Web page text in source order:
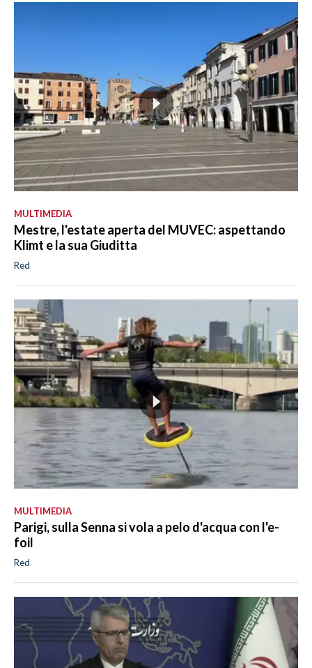
MULTIMEDIA
Mestre, l'estate aperta del MUVEC: aspettando
Klimt e la sua Giuditta
Red
MULTIMEDIA
Parigi, sulla Senna si vola a pelo d'acqua con l'e-
foil
Red